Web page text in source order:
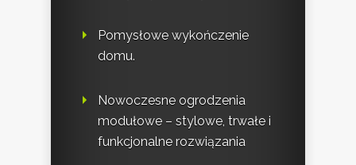
Pomysłowe wykończenie
domu.
Nowoczesne ogrodzenia
modułowe – stylowe, trwałe i
funkcjonalne rozwiązania